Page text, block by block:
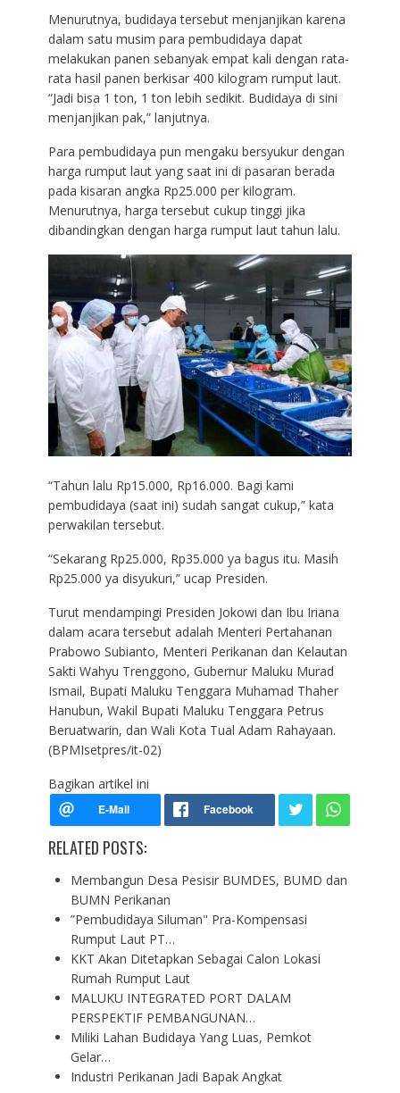
Menurutnya, budidaya tersebut menjanjikan karena
dalam satu musim para pembudidaya dapat
melakukan panen sebanyak empat kali dengan rata-
rata hasil panen berkisar 400 kilogram rumput laut.
“Jadi bisa 1 ton, 1 ton lebih sedikit. Budidaya di sini
menjanjikan pak,” lanjutnya.
Para pembudidaya pun mengaku bersyukur dengan
harga rumput laut yang saat ini di pasaran berada
pada kisaran angka Rp25.000 per kilogram.
Menurutnya, harga tersebut cukup tinggi jika
dibandingkan dengan harga rumput laut tahun lalu.
“Tahun lalu Rp15.000, Rp16.000. Bagi kami
pembudidaya (saat ini) sudah sangat cukup,” kata
perwakilan tersebut.
“Sekarang Rp25.000, Rp35.000 ya bagus itu. Masih
Rp25.000 ya disyukuri,” ucap Presiden.
Turut mendampingi Presiden Jokowi dan Ibu Iriana
dalam acara tersebut adalah Menteri Pertahanan
Prabowo Subianto, Menteri Perikanan dan Kelautan
Sakti Wahyu Trenggono, Gubernur Maluku Murad
Ismail, Bupati Maluku Tenggara Muhamad Thaher
Hanubun, Wakil Bupati Maluku Tenggara Petrus
Beruatwarin, dan Wali Kota Tual Adam Rahayaan.
(BPMIsetpres/it-02)
Bagikan artikel ini
RELATED POSTS:
Membangun Desa Pesisir BUMDES, BUMD dan
BUMN Perikanan
”Pembudidaya Siluman" Pra-Kompensasi
Rumput Laut PT…
KKT Akan Ditetapkan Sebagai Calon Lokasi
Rumah Rumput Laut
MALUKU INTEGRATED PORT DALAM
PERSPEKTIF PEMBANGUNAN…
Miliki Lahan Budidaya Yang Luas, Pemkot
Gelar…
Industri Perikanan Jadi Bapak Angkat